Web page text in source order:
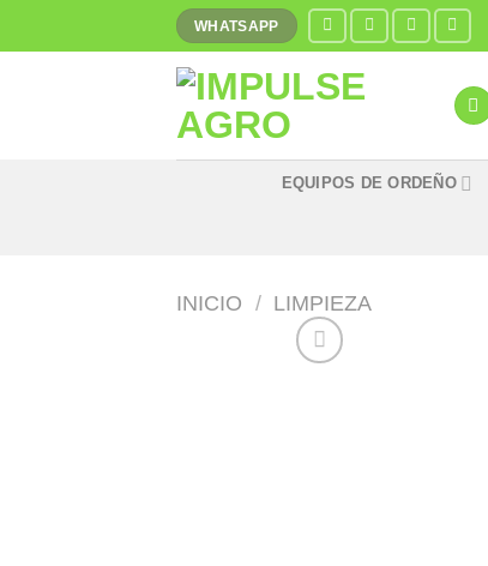
WHATSAPP
EQUIPOS DE ORDEÑO
INICIO / LIMPIEZA